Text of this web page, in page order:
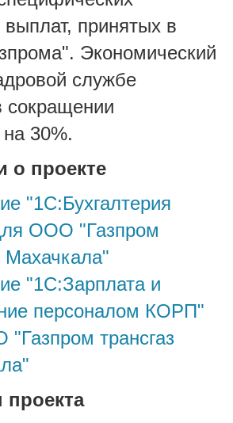
принятых в
Экономический
службе
сокращении
на 30%.
о проекте
"1С:Бухгалтерия
ООО "Газпром
Махачкала"
"1С:Зарплата и
персоналом КОРП"
трансгаз
проекта